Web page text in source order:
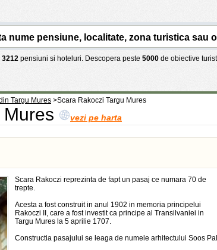
3212 pensiuni si hoteluri. Descopera peste 5000 de obiective
Targu Mures >Scara Rakoczi Targu Mures
vezi pe harta
Scara Rakoczi reprezinta de fapt un pasaj ce numara 70 de
trepte.
Acesta a fost construit in anul 1902 in memoria principelui
Rakoczi II, care a fost investit ca principe al Transilvaniei in
Targu Mures la 5 aprilie 1707.
Constructia pasajului se leaga de numele arhitectului Soos